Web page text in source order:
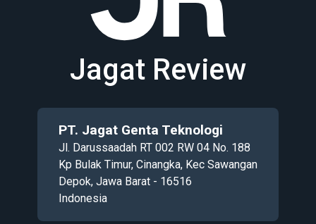
Jagat Review
PT. Jagat Genta Teknologi
Jl. Darussaadah RT 002 RW 04 No. 188
Kp Bulak Timur, Cinangka, Kec Sawangan
Depok, Jawa Barat - 16516
Indonesia